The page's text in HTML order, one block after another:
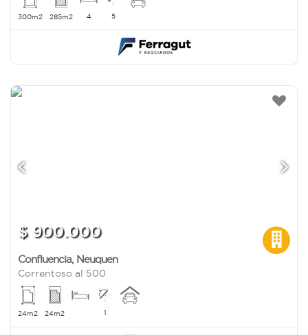
300m2 285m2 4 5
$ 900.000
Confluencia, Neuquen
Correntoso al 500
24m2 24m2 1